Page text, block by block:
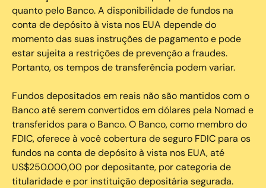
quanto pelo Banco. A disponibilidade de fundos na
conta de depósito à vista nos EUA depende do
momento das suas instruções de pagamento e pode
estar sujeita a restrições de prevenção a fraudes.
Portanto, os tempos de transferência podem variar.
Fundos depositados em reais não são mantidos com o
Banco até serem convertidos em dólares pela Nomad e
transferidos para o Banco. O Banco, como membro do
FDIC, oferece à você cobertura de seguro FDIC para os
fundos na conta de depósito à vista nos EUA, até
US$250.000,00 por depositante, por categoria de
titularidade e por instituição depositária segurada.